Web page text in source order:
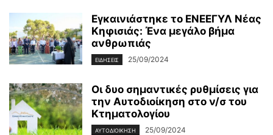
Εγκαινιάστηκε το ΕΝΕΕΓΥΛ Νέας
Κηφισιάς: Ένα μεγάλο βήμα
ανθρωπιάς
ΕΙΔΗΣΕΙΣ 25/09/2024
Οι δυο σημαντικές ρυθμίσεις για
την Αυτοδιοίκηση στο ν/σ του
Κτηματολογίου
ΑΥΤΟΔΙΟΙΚΗΣΗ 25/09/2024